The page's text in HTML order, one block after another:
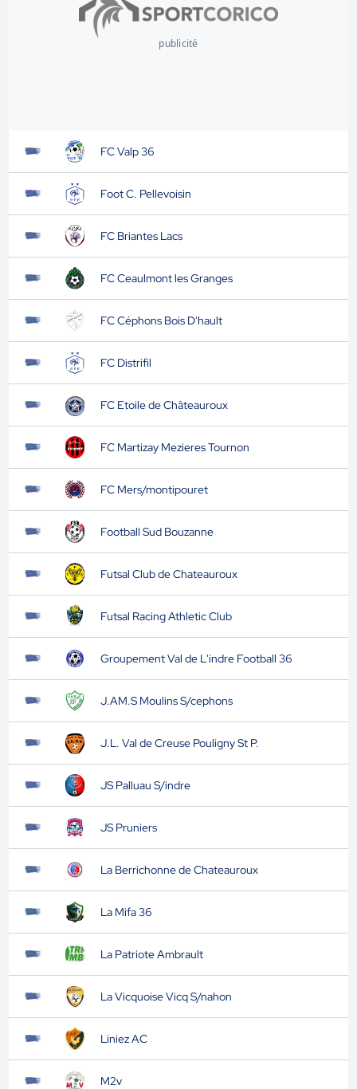
publicité
FC Valp 36
Foot C. Pellevoisin
FC Briantes Lacs
FC Ceaulmont les Granges
FC Céphons Bois D'hault
FC Distrifil
FC Etoile de Châteauroux
FC Martizay Mezieres Tournon
FC Mers/montipouret
Football Sud Bouzanne
Futsal Club de Chateauroux
Futsal Racing Athletic Club
Groupement Val de L'indre Football 36
J.AM.S Moulins S/cephons
J.L. Val de Creuse Pouligny St P.
JS Palluau S/indre
JS Pruniers
La Berrichonne de Chateauroux
La Mifa 36
La Patriote Ambrault
La Vicquoise Vicq S/nahon
Liniez AC
M2v